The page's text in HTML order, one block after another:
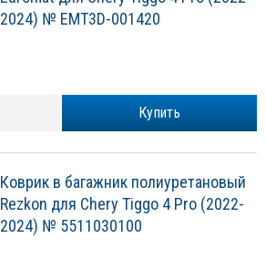
2024) № EMT3D-001420
Купить
Коврик в багажник полиуретановый
Rezkon для Chery Tiggo 4 Pro (2022-
2024) № 5511030100